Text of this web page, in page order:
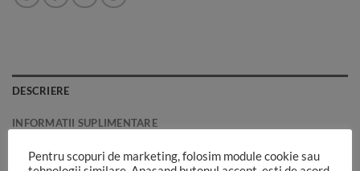
DESCRIERE
INFORMATII SUPLIMENTARE
Fundal PVC printat RAFA 37
Pentru scopuri de marketing, folosim module cookie sau